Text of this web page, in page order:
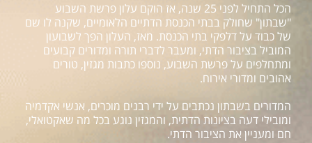
הכל התחיל לפני 25 שנה, אז הוקם עלון פרשת השבוע
"שבתון" שחולק בבתי הכנסת הדתיים הלאומיים, שקנה לו שם
של כבוד על דלפקי בתי הכנסת. מאז, העלון הפך לשבועון
המוביל בציבור הדתי, ומעבר לדברי תורה ומדורים קבועים
ומתחלפים על פרשת השבוע, נוספו כתבות מגזין, טורים
אהובים ומדורי אירוח.
המדורים בשבתון נכתבים על ידי רבנים מוכרים, אנשי אקדמיה
ומובילי דעה בציונות הדתית, והמגזין נוגע בכל מה שאקטואלי,
חם ומעניין את הציבור הדתי.